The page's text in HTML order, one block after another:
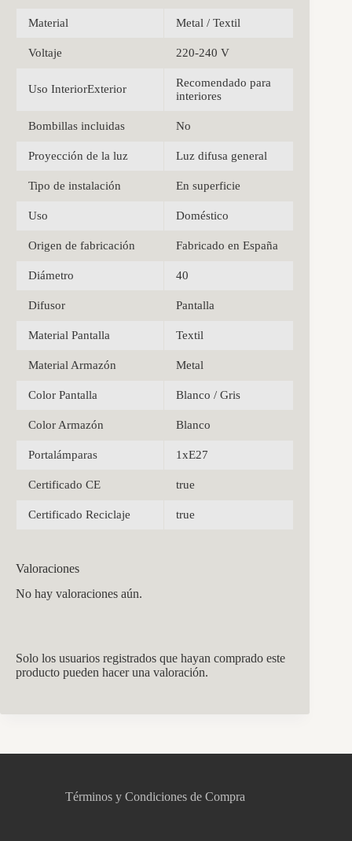
Material Metal / Textil
Voltaje 220-240 V
Uso InteriorExterior
Recomendado para
interiores
Bombillas incluidas No
Proyección de la luz Luz difusa general
Tipo de instalación En superficie
Uso Doméstico
Origen de fabricación Fabricado en España
Diámetro 40
Difusor Pantalla
Material Pantalla Textil
Material Armazón Metal
Color Pantalla Blanco / Gris
Color Armazón Blanco
Portalámparas 1xE27
Certificado CE true
Certificado Reciclaje true
Valoraciones
No hay valoraciones aún.
Solo los usuarios registrados que hayan comprado este
producto pueden hacer una valoración.
Términos y Condiciones de Compra
Asistente virtual · En línea